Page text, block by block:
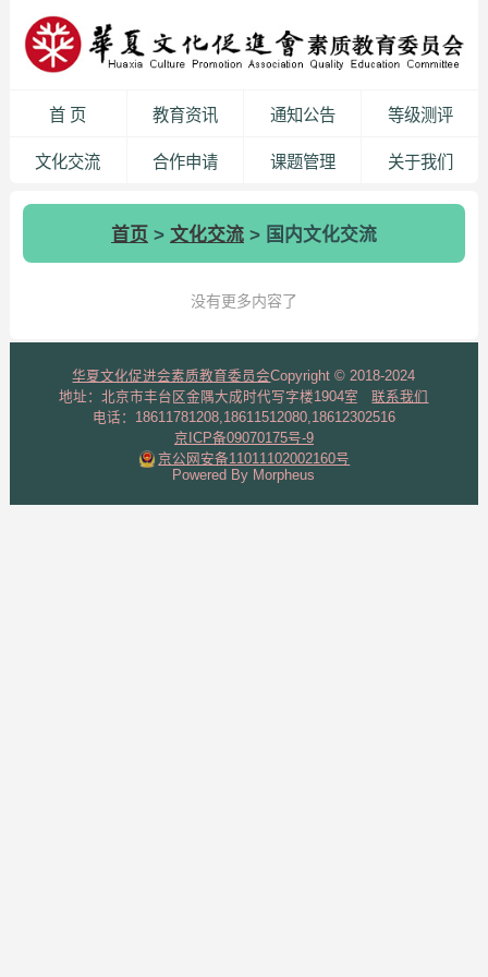
首 页 教育资讯 通知公告 等级测评
文化交流 合作申请 课题管理 关于我们
首页 > 文化交流> 国内文化交流
没有更多内容了
华夏文化促进会素质教育委员会Copyright © 2018-2024
地址：北京市丰台区金隅大成时代写字楼1904室联系我们
电话：18611781208,18611512080,18612302516
京ICP备09070175号-9
京公网安备11011102002160号
Powered By Morpheus